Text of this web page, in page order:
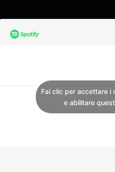
Fai clic per accettare i
e abilitare